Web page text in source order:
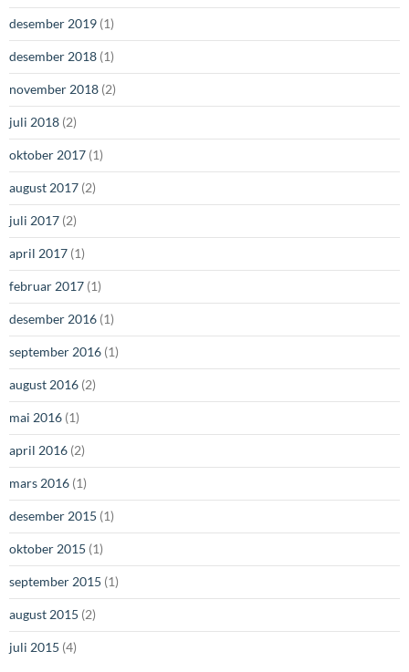
desember 2019 (1)
desember 2018 (1)
november 2018 (2)
juli 2018 (2)
oktober 2017 (1)
august 2017 (2)
juli 2017 (2)
april 2017 (1)
februar 2017 (1)
desember 2016 (1)
september 2016 (1)
august 2016 (2)
mai 2016 (1)
april 2016 (2)
mars 2016 (1)
desember 2015 (1)
oktober 2015 (1)
september 2015 (1)
august 2015 (2)
juli 2015 (4)